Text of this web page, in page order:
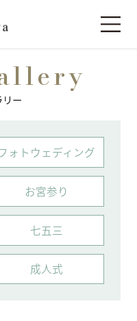
ー
ォトウェディング
お宮参り
七五三
成人式